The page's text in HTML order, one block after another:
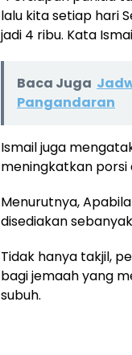
lalu kita setiap hari
jadi 4 ribu. Kata
Baca Juga
Pangandaran
Ismail juga
meningkatkan porsi
Menurutnya,
disediakan
Tidak hanya takjil,
bagi jemaah yang
subuh.